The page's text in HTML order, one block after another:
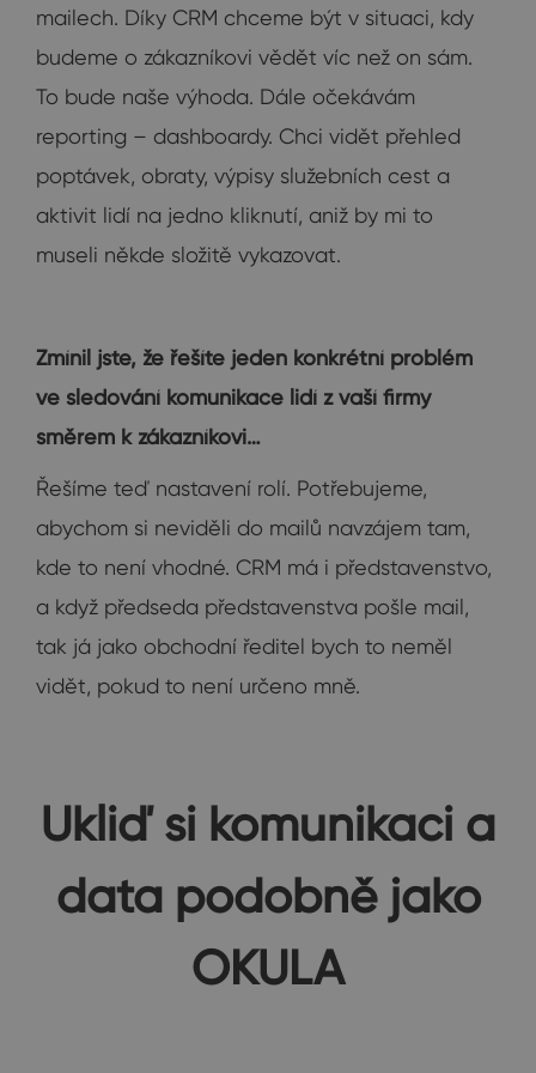
mailech. Díky CRM chceme být v situaci, kdy
budeme o zákazníkovi vědět víc než on sám.
To bude naše výhoda. Dále očekávám
reporting – dashboardy. Chci vidět přehled
poptávek, obraty, výpisy služebních cest a
aktivit lidí na jedno kliknutí, aniž by mi to
museli někde složitě vykazovat.
Zmínil jste, že řešíte jeden konkrétní problém
ve sledování komunikace lidí z vaší firmy
směrem k zákazníkovi…
Řešíme teď nastavení rolí. Potřebujeme,
abychom si neviděli do mailů navzájem tam,
kde to není vhodné. CRM má i představenstvo,
a když předseda představenstva pošle mail,
tak já jako obchodní ředitel bych to neměl
vidět, pokud to není určeno mně.
Ukliď si komunikaci a
data podobně jako
OKULA